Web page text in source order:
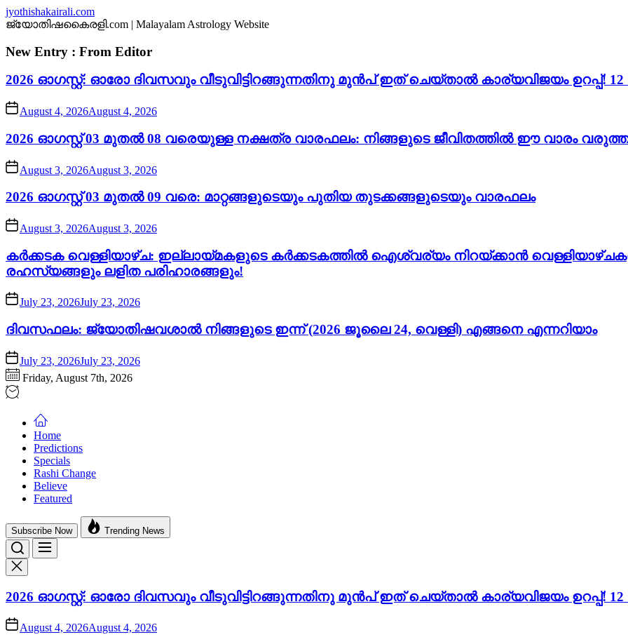
Skip
to
content
jyothishakairali.com
ജ്യോതിഷകൈരളി.com | Malayalam Astrology Website
New Entry : From Editor
2026 ഓഗസ്റ്റ്: ഓരോ ദിവസവും വീടുവിട്ടിറങ്ങുന്നതിനു മുൻപ് ഇത് ചെയ്താൽ കാര്യവിജയം ഉറപ്പ്!
August 4, 2026August 4, 2026
2026 ഓഗസ്റ്റ് 03 മുതൽ 08 വരെയുള്ള നക്ഷത്ര വാരഫലം: നിങ്ങളുടെ ജീവിതത്തിൽ ഈ വാരം
August 3, 2026August 3, 2026
2026 ഓഗസ്റ്റ് 03 മുതൽ 09 വരെ: മാറ്റങ്ങളുടെയും പുതിയ തുടക്കങ്ങളുടെയും വാരഫലം
August 3, 2026August 3, 2026
കർക്കടക വെള്ളിയാഴ്ച: ഇല്ലായ്മകളുടെ കർക്കടകത്തിൽ ഐശ്വര്യം നിറയ്ക്കാൻ
രഹസ്യങ്ങളും ലളിത പരിഹാരങ്ങളും!
July 23, 2026July 23, 2026
ദിവസഫലം: ജ്യോതിഷവശാൽ നിങ്ങളുടെ ഇന്ന്‌ (2026 ജൂലൈ 24, വെള്ളി) എങ്ങനെ എന്നറിയാം
July 23, 2026July 23, 2026
Friday, August 7th, 2026
Home
Predictions
Specials
Rashi Change
Believe
Featured
Subscribe Now Trending News
2026 ഓഗസ്റ്റ്: ഓരോ ദിവസവും വീടുവിട്ടിറങ്ങുന്നതിനു മുൻപ് ഇത് ചെയ്താൽ കാര്യവിജയം ഉറപ്പ്!
August 4, 2026August 4, 2026